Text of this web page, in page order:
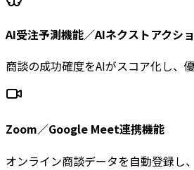
AI受注予測機能／AIネクストアクシ
商談の成功確度をAIがスコア化し、
Zoom／Google Meet連携機能
オンライン商談データを自動登録し